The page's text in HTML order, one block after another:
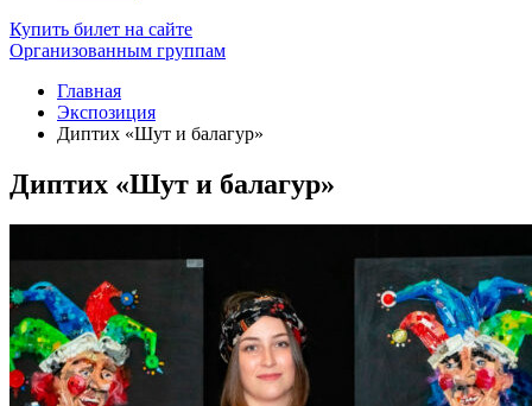
Купить билет на сайте
Организованным группам
Главная
Экспозиция
Диптих «Шут и балагур»
Диптих «Шут и балагур»